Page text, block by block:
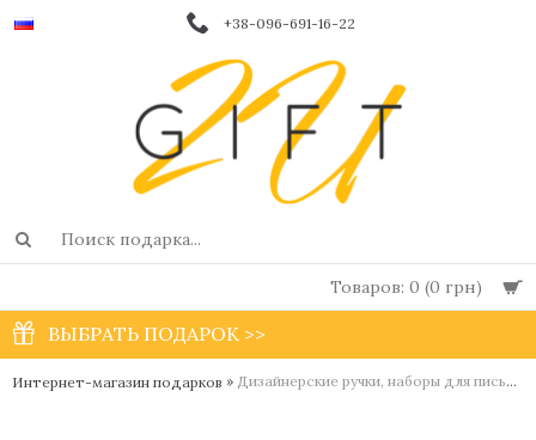
+38-096-691-16-22
Товаров: 0 (0 грн)
ВЫБРАТЬ ПОДАРОК >>
Интернет-магазин подарков » Дизайнерские ручки, наборы для письма и каллиграфии